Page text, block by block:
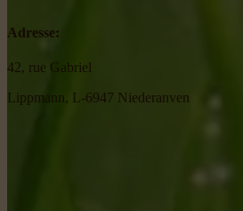
Adresse:
42, rue Gabriel
Lippmann, L-6947 Niederanven